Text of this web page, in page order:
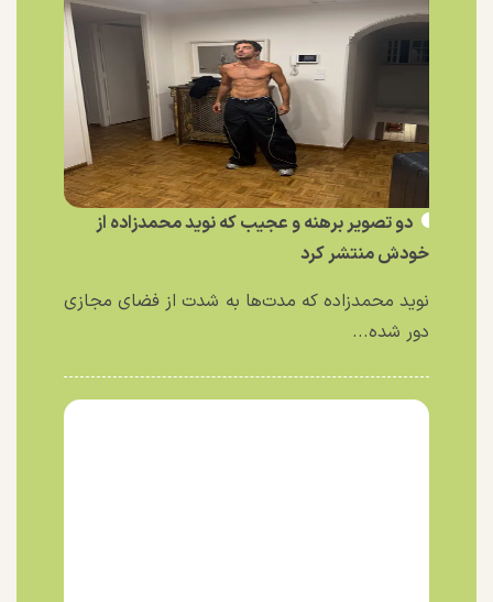
دو تصویر برهنه و عجیب که نوید محمدزاده از
خودش منتشر کرد
نوید محمدزاده که مدت‌ها به شدت از فضای مجازی
دور شده...